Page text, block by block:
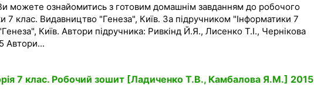
можете ознайомитись з готовим домашнім завданням до робочого
7 клас. Видавництво "Генеза", Київ. За підручником "Інформатики 7
Київ. Автори підручника: Ривкінд Й.Я., Лисенко Т.І., Чернікова
Автори...
7 клас. Робочий зошит [Ладиченко Т.В., Камбалова Я.М.] 2015